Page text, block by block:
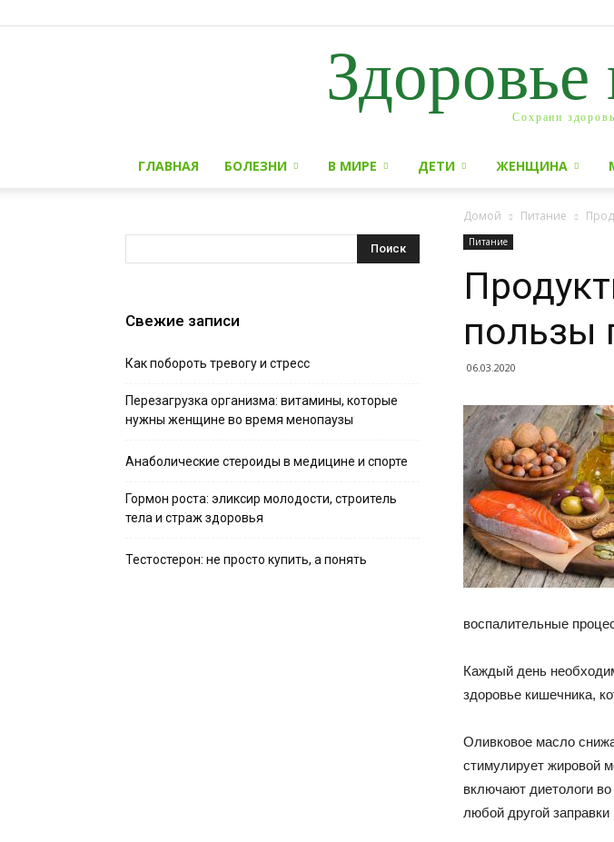
Сохрани
ГЛАВНАЯ БОЛЕЗНИ В МИРЕ ДЕТИ ЖЕНЩИНА
Домой Питание
Питание
пользы
06.03.2020
воспалительные
Каждый день
здоровье кишечника,
Оливковое масло
стимулирует жировой
включают диетологи
любой другой
Свежие записи
Как побороть тревогу и стресс
Перезагрузка организма: витамины, которые
нужны женщине во время менопаузы
Анаболические стероиды в медицине и спорте
Гормон роста: эликсир молодости, строитель
тела и страж здоровья
Тестостерон: не просто купить, а понять